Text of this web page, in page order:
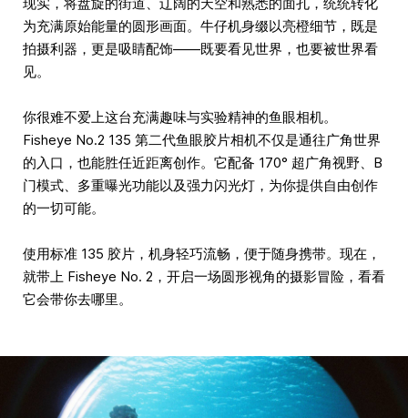
为充满原始能量的圆形画面。牛仔机身缀以亮橙细节，既是
拍摄利器，更是吸睛配饰——既要看见世界，也要被世界看
见。
你很难不爱上这台充满趣味与实验精神的鱼眼相机。
Fisheye No.2 135 第二代鱼眼胶片相机不仅是通往广角世界
的入口，也能胜任近距离创作。它配备 170° 超广角视野、B
门模式、多重曝光功能以及强力闪光灯，为你提供自由创作
的一切可能。
使用标准 135 胶片，机身轻巧流畅，便于随身携带。现在，
就带上 Fisheye No. 2，开启一场圆形视角的摄影冒险，看看
它会带你去哪里。